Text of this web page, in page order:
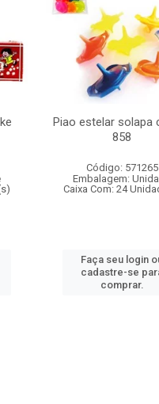
Piao estelar solapa
858
Código: 571265
Embalagem:
Caixa Com: 24
Faça seu login
cadastre-se
comprar.